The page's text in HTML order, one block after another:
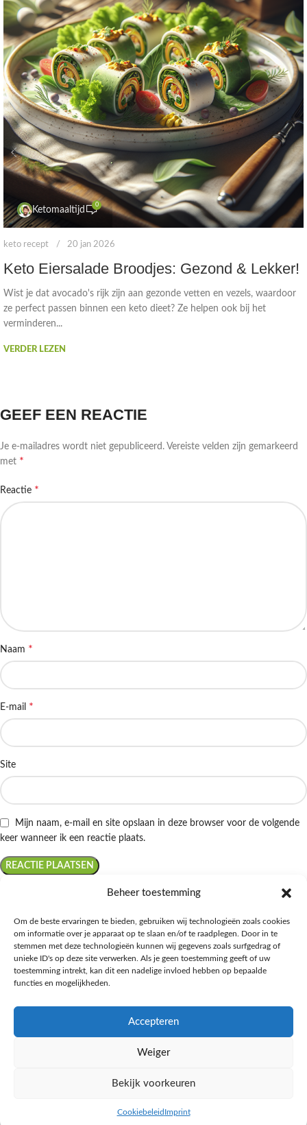
Beheer toestemming
Om de beste ervaringen te bieden, gebruiken wij technologieën zoals cookies
om informatie over je apparaat op te slaan en/of te raadplegen. Door in te
stemmen met deze technologieën kunnen wij gegevens zoals surfgedrag of
unieke ID's op deze site verwerken. Als je geen toestemming geeft of uw
toestemming intrekt, kan dit een nadelige invloed hebben op bepaalde
functies en mogelijkheden.
Accepteren
Weiger
Bekijk voorkeuren
Cookiebeleid Imprint
Ketomaaltijd
0
keto recept 20 jan 2026
Keto Eiersalade Broodjes: Gezond & Lekker!
Wist je dat avocado's rijk zijn aan gezonde vetten en vezels, waardoor
ze perfect passen binnen een keto dieet? Ze helpen ook bij het
verminderen...
VERDER LEZEN
GEEF EEN REACTIE
Je e-mailadres wordt niet gepubliceerd. Vereiste velden zijn gemarkeerd
met *
Reactie *
Naam *
E-mail *
Site
Mijn naam, e-mail en site opslaan in deze browser voor de volgende
keer wanneer ik een reactie plaats.
Ontdek de beste keto-vriendelijke keuzes van Albert Heijn, verrijk je
kennis met onze diepgaande blogs over het keto-dieet, en deel jouw
favoriete keto recepten in onze bruisende online gemeenschap!
Ketomaaltijd.nl 2025